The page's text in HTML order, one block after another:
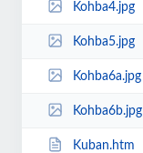
Kohba4.jpg
Kohba5.jpg
Kohba6a.jpg
Kohba6b.jpg
Kuban.htm